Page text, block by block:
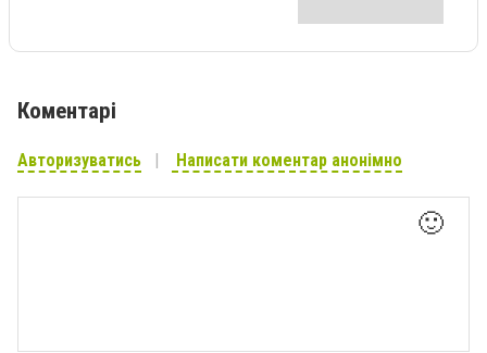
Коментарі
Авторизуватись Написати коментар анонімно
🙂